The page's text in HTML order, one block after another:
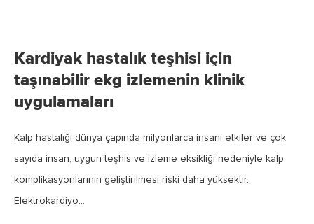
Kardiyak hastalık teşhisi için
taşınabilir ekg izlemenin klinik
uygulamaları
Kalp hastalığı dünya çapında milyonlarca insanı etkiler ve çok
sayıda insan, uygun teşhis ve izleme eksikliği nedeniyle kalp
komplikasyonlarının geliştirilmesi riski daha yüksektir.
Elektrokardiyo...